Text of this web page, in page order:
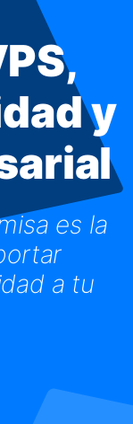
y
es la
a tu